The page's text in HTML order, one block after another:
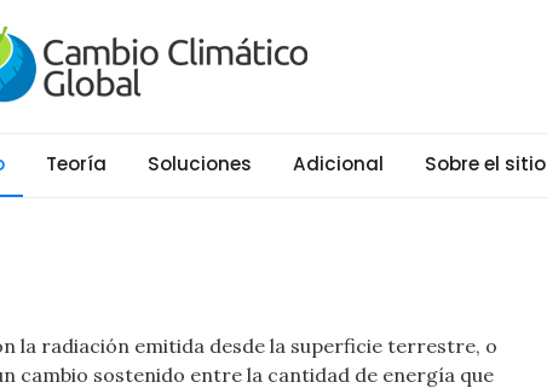
Teoría Soluciones Adicional Sobre el sitio
la radiación emitida desde la superficie terrestre, o
cambio sostenido entre la cantidad de energía que